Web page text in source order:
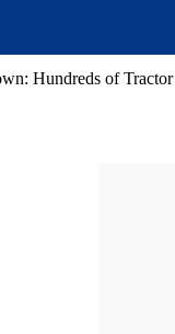
Hundreds of